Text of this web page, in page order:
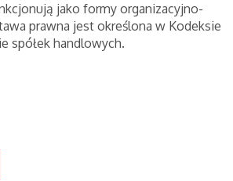
jako formy organizacyjno-
prawna jest określona w Kodeksie
spółek handlowych.